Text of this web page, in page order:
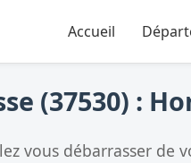
Accueil
(37530) :
vous débarrasser de